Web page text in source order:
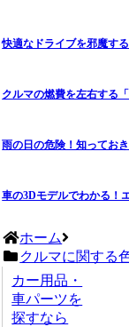
快適なドライブを邪魔す
クルマの燃費を左右する
雨の日の危険！知ってお
車の3Dモデルでわかる！
ホーム
クルマに関する
カー用品・
車パーツを
探すなら